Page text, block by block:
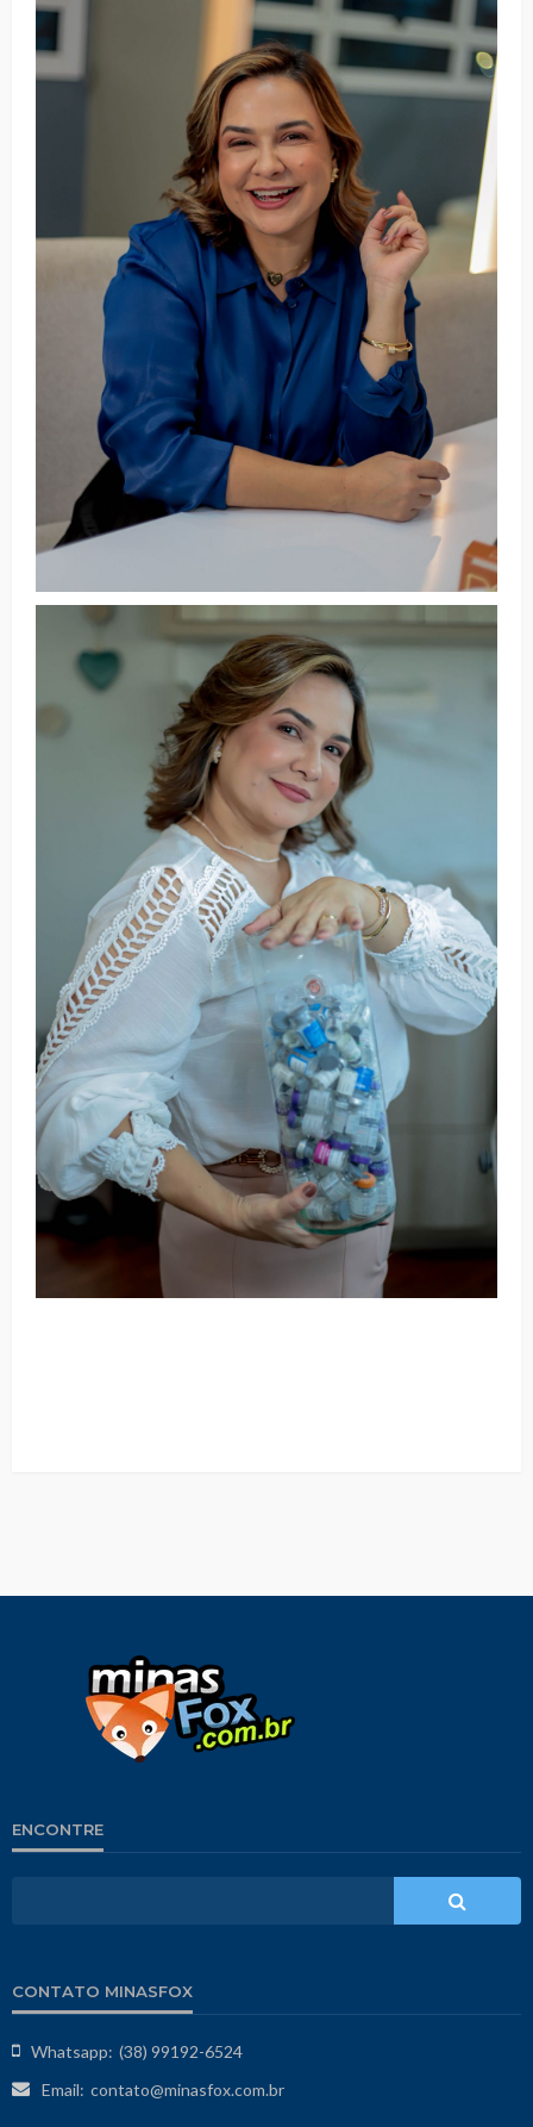
ENCONTRE
CONTATO MINASFOX
Whatsapp: (38) 99192-6524
Email: contato@minasfox.com.br